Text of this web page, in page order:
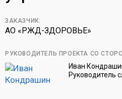
ЗАКАЗЧИК:
АО «РЖД-ЗДОРОВЬЕ»
РУКОВОДИТЕЛЬ ПРОЕКТА СО
Иван
Руководитель